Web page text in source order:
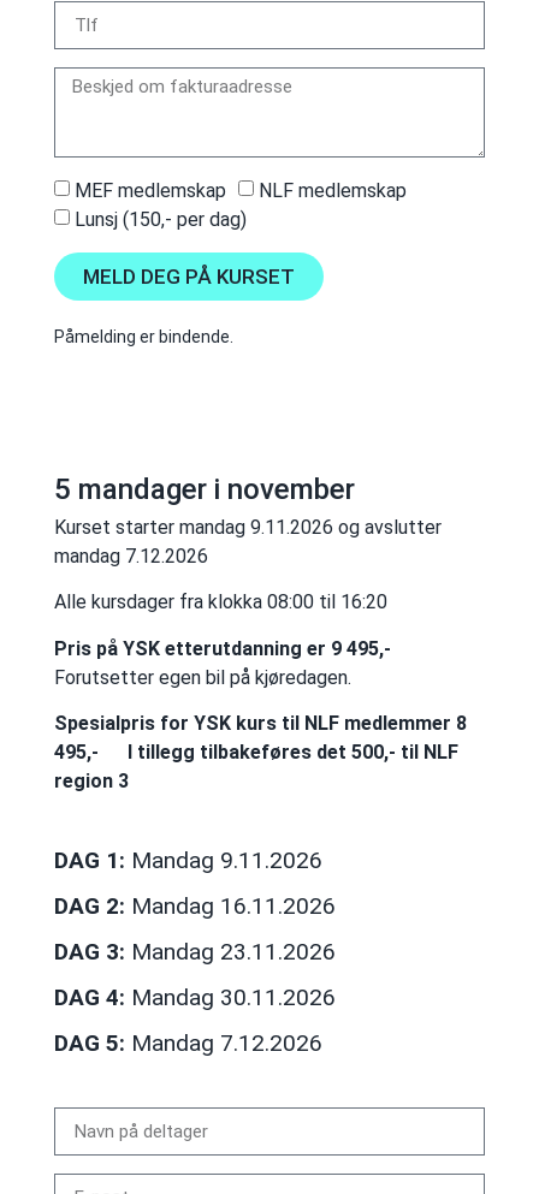
MEF medlemskap
NLF medlemskap
Lunsj (150,- per dag)
MELD DEG PÅ KURSET
Påmelding er bindende.
5 mandager i november
Kurset starter mandag 9.11.2026 og avslutter
mandag 7.12.2026
Alle kursdager fra klokka 08:00 til 16:20
Pris på YSK etterutdanning er 9 495,-
Forutsetter egen bil på kjøredagen.
Spesialpris for YSK kurs til NLF medlemmer 8
495,-
I tillegg tilbakeføres det 500,- til NLF
region 3
DAG 1: Mandag 9.11.2026
DAG 2: Mandag 16.11.2026
DAG 3: Mandag 23.11.2026
DAG 4: Mandag 30.11.2026
DAG 5: Mandag 7.12.2026